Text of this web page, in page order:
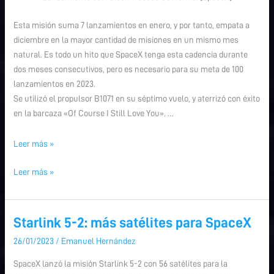
Esta misión suma 7 lanzamientos en enero, y por tanto, empata a
diciembre en la mayor cantidad de misiones en un mismo mes
natural. Es todo un hito que SpaceX tenga esta cadencia durante
dos meses consecutivos, pero es necesario para su meta de 100
lanzamientos en 2023.
Se utilizó el propulsor B1071 en su séptimo vuelo, y aterrizó con éxito
en la barcaza «Of Course I Still Love You». …
Leer más »
Leer más »
Starlink 5-2: más satélites para SpaceX
26/01/2023 / Emanuel Hernández
SpaceX lanzó la misión Starlink 5-2 con 56 satélites para la
Starlink
más
Starlink
más